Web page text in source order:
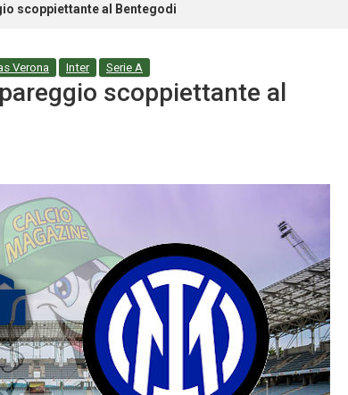
scoppiettante al Bentegodi
Verona Inter Serie A
scoppiettante al